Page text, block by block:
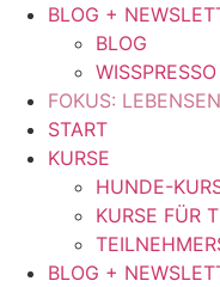
BLOG +
BLOG
WISSPRESSO
FOKUS:
START
KURSE
HUNDE-
KURSE FÜR
BLOG +